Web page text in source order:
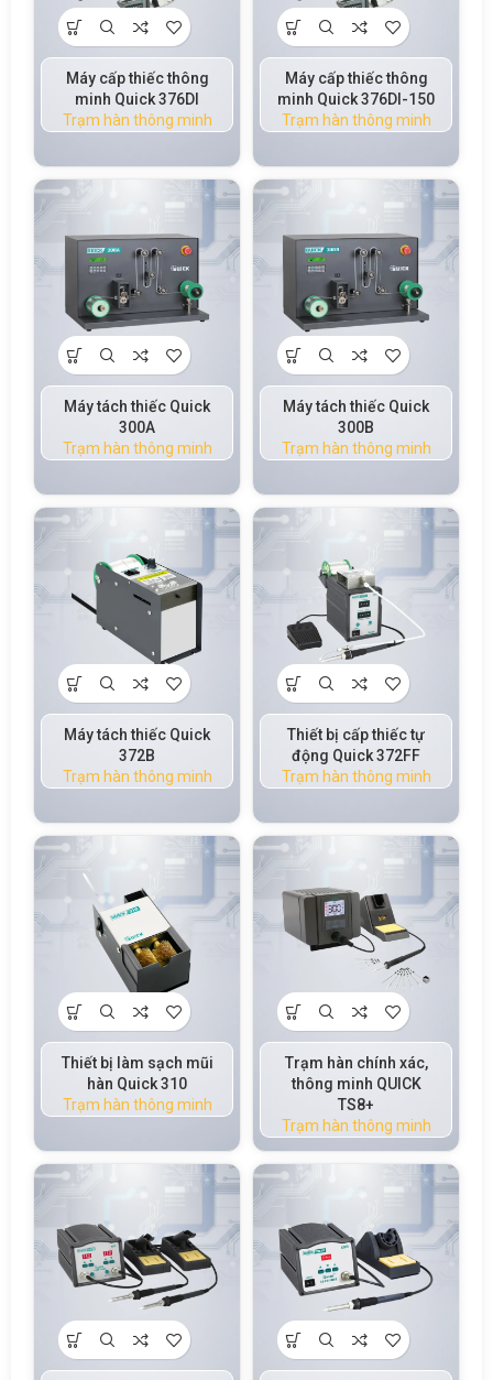
Máy cấp thiếc thông
minh Quick 376DI
Trạm hàn thông minh
Máy cấp thiếc thông
minh Quick 376DI-150
Trạm hàn thông minh
Máy tách thiếc Quick
300A
Trạm hàn thông minh
Máy tách thiếc Quick
300B
Trạm hàn thông minh
Máy tách thiếc Quick
372B
Trạm hàn thông minh
Thiết bị cấp thiếc tự
động Quick 372FF
Trạm hàn thông minh
Thiết bị làm sạch mũi
hàn Quick 310
Trạm hàn thông minh
Trạm hàn chính xác,
thông minh QUICK
TS8+
Trạm hàn thông minh